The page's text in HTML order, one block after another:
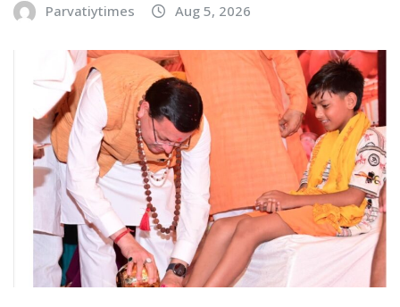
Parvatiytimes Aug 5, 2026